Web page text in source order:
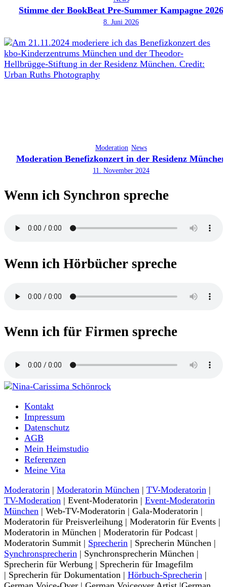
Stimme der BookBeat Pre-Summer Kampagne 2026
8. Juni 2026
Moderation News
Moderation Benefizkonzert in der Residenz München
11. November 2024
Wenn ich Synchron spreche
Wenn ich Hörbücher spreche
Wenn ich für Firmen spreche
Nina-Carissima Schönrock
Moderatorin und Sprecherin
Kontakt
Impressum
Datenschutz
AGB
Mein Heimstudio
Referenzen
Meine Vita
Moderatorin | Moderatorin München | TV-Moderatorin |
TV-Moderation | Event-Moderatorin | Event-Moderatorin
München | Web-TV-Moderatorin | Gala-Moderatorin |
Moderatorin für Preisverleihung | Moderatorin für Events |
Moderatorin in München | Moderatorin für Podcast |
Moderatorin Summit | Sprecherin | Sprecherin München |
Synchronsprecherin | Synchronsprecherin München |
Sprecherin für Werbung | Sprecherin für Imagefilm
| Sprecherin für Dokumentation | Hörbuch-Sprecherin |